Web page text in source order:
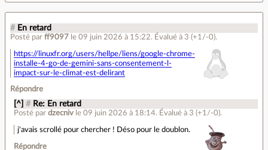
# En retard
Posté par ff9097 le 09 juin 2026 à 15:22. Évalué à 3 (+1/-0).
https://linuxfr.org/users/hellpe/liens/google-chrome-
installe-4-go-de-gemini-sans-consentement-l-
impact-sur-le-climat-est-delirant
Répondre
[^] # Re: En retard
Posté pardzecniv le 09 juin 2026 à 18:14. Évalué à 3 (+1/-0).
j'avais scrollé pour chercher ! Déso pour le doublon.
Répondre